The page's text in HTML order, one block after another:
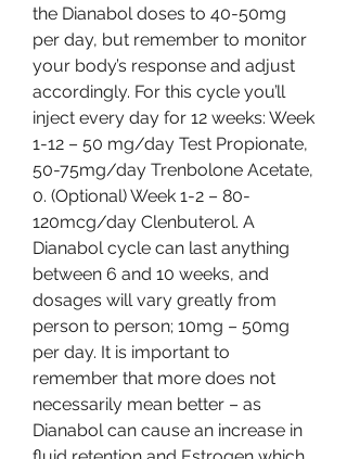
the Dianabol doses to 40-50mg
per day, but remember to monitor
your body’s response and adjust
accordingly. For this cycle you’ll
inject every day for 12 weeks: Week
1-12 – 50 mg/day Test Propionate,
50-75mg/day Trenbolone Acetate,
0. (Optional) Week 1-2 – 80-
120mcg/day Clenbuterol. A
Dianabol cycle can last anything
between 6 and 10 weeks, and
dosages will vary greatly from
person to person; 10mg – 50mg
per day. It is important to
remember that more does not
necessarily mean better – as
Dianabol can cause an increase in